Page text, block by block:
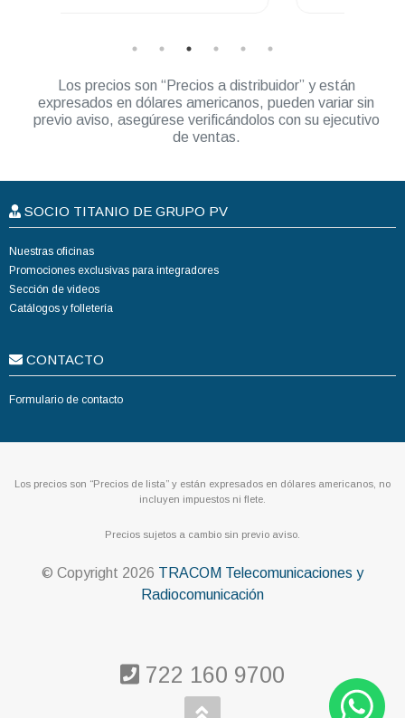
Los precios son “Precios a distribuidor” y están
expresados en dólares americanos, pueden variar sin
previo aviso, asegúrese verificándolos con su ejecutivo
de ventas.
SOCIO TITANIO DE GRUPO PV
Nuestras oficinas
Promociones exclusivas para integradores
Sección de videos
Catálogos y folletería
CONTACTO
Formulario de contacto
Los precios son “Precios de lista” y están expresados en dólares americanos, no
incluyen impuestos ni flete.
Precios sujetos a cambio sin previo aviso.
© Copyright 2026 TRACOM Telecomunicaciones y
Radiocomunicación
722 160 9700